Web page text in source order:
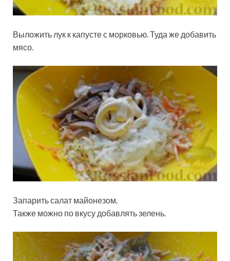
Выложить лук к капусте с морковью. Туда же добавить
мясо.
Запарить салат майонезом.
Также можно по вкусу добавлять зелень.